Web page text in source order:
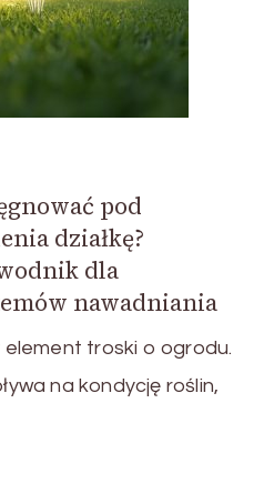
pod
działkę?
dla
nawadniania
troski o ogrodu.
na kondycję roślin,